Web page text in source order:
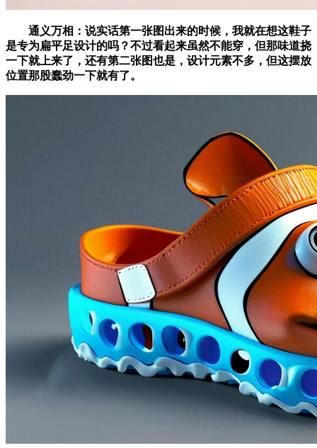
通义万相：说实话第一张图出来的时候，我就在想这鞋子
是专为扁平足设计的吗？不过看起来虽然不能穿，但那味道挠
一下就上来了，还有第二张图也是，设计元素不多，但这摆放
位置那股蠢劲一下就有了。